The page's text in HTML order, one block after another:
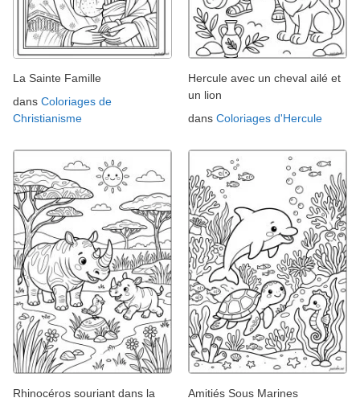
La Sainte Famille
dans Coloriages de
Christianisme
Hercule avec un cheval ailé et
un lion
dans Coloriages d'Hercule
Rhinocéros souriant dans la
Amitiés Sous Marines